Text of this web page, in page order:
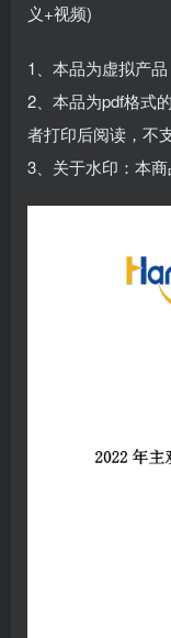
义+视频)
1、本品为虚拟产
2、本品为pdf格式
者打印后阅读，不
3、关于水印：本商